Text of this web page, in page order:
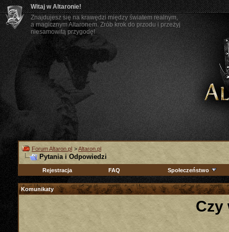
Witaj w Altaronie!
Znajdujesz się na krawędzi między światem realnym,
a magicznym Altaronem. Zrób krok do przodu i przeżyj
niesamowitą przygodę!
Forum Altaron.pl >Altaron.pl
Pytania i Odpowiedzi
Rejestracja FAQ Społeczeństwo
Komunikaty
Czy